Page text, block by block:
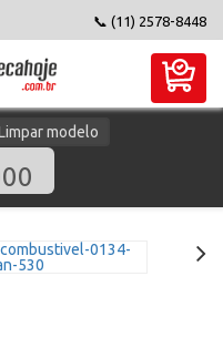
📞 (11) 2578-8448
modelo